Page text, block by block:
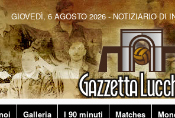
GIOVEDÌ, 6 AGOSTO 2026 - NOTIZIARIO DI
Galleria I 90 minuti Matches